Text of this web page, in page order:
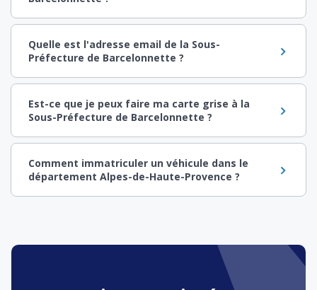
Quelle est l'adresse email de la Sous-
Préfecture de Barcelonnette ?
Est-ce que je peux faire ma carte grise à la
Sous-Préfecture de Barcelonnette ?
Comment immatriculer un véhicule dans le
département Alpes-de-Haute-Provence ?